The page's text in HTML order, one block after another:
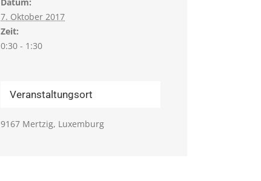
7. Oktober 2017
Zeit:
0:30 - 1:30
Veranstaltungsort
9167 Mertzig, Luxemburg